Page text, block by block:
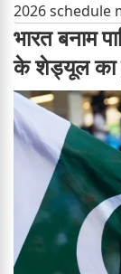
2026 schedule
भारत बनाम
के शेड्यूल का